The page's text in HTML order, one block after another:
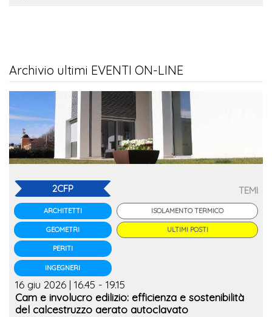
Archivio ultimi EVENTI ON-LINE
2CFP
ARCHITETTI
GEOMETRI
PERITI
INGEGNERI
TEMI
ISOLAMENTO TERMICO
ULTIMI POSTI
16 giu 2026 | 16.45 - 19.15
Cam e involucro edilizio: efficienza e sostenibilità
del calcestruzzo aerato autoclavato